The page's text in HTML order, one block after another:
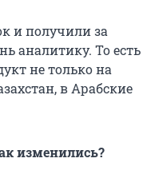
и получили за
аналитику. То есть
не только на
в Арабские
изменились?